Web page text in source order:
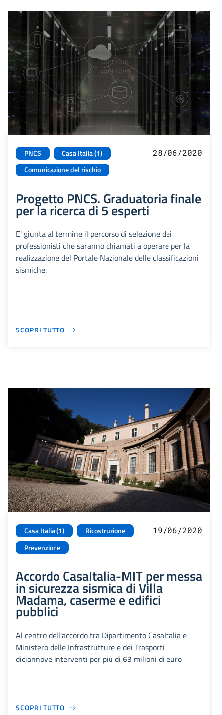
PNCS
Casa Italia (1)
Comunicazione del rischio
28/06/2020
Progetto PNCS. Graduatoria finale
per la ricerca di 5 esperti
E' giunta al termine il percorso di selezione dei
professionisti che saranno chiamati a operare per la
realizzazione del Portale Nazionale delle classificazioni
sismiche.
SCOPRI TUTTO
Casa Italia (1)
Ricostruzione
Prevenzione
19/06/2020
Accordo CasaItalia-MIT per messa
in sicurezza sismica di Villa
Madama, caserme e edifici
pubblici
Al centro dell'accordo tra Dipartimento CasaItalia e
Ministero delle Infrastrutture e dei Trasporti
diciannove interventi per più di 63 milioni di euro
SCOPRI TUTTO